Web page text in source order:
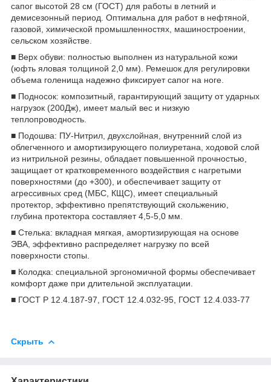
сапог высотой 28 см (ГОСТ) для работы в летний и
демисезонный период. Оптимальна для работ в нефтяной,
газовой, химической промышленностях, машиностроении,
сельском хозяйстве.
■ Верх обуви: полностью выполнен из натуральной кожи
(юфть яловая толщиной 2,0 мм). Ремешок для регулировки
объема голенища надежно фиксирует сапог на ноге.
■ Подносок: композитный, гарантирующий защиту от ударных
нагрузок (200Дж), имеет малый вес и низкую
теплопроводность.
■ Подошва: ПУ-Нитрил, двухслойная, внутренний слой из
облегченного и амортизирующего полиуретана, ходовой слой
из нитрильной резины, обладает повышенной прочностью,
защищает от кратковременного воздействия с нагретыми
поверхностями (до +300), и обеспечивает защиту от
агрессивных сред (МБС, КЩС), имеет специальный
протектор, эффективно препятствующий скольжению,
глубина протектора составляет 4,5-5,0 мм.
■ Стелька: вкладная мягкая, амортизирующая на основе
ЭВА, эффективно распределяет нагрузку по всей
поверхности стопы.
■ Колодка: специальной эргономичной формы обеспечивает
комфорт даже при длительной эксплуатации.
■ ГОСТ Р 12.4.187-97, ГОСТ 12.4.032-95, ГОСТ 12.4.033-77
Скрыть